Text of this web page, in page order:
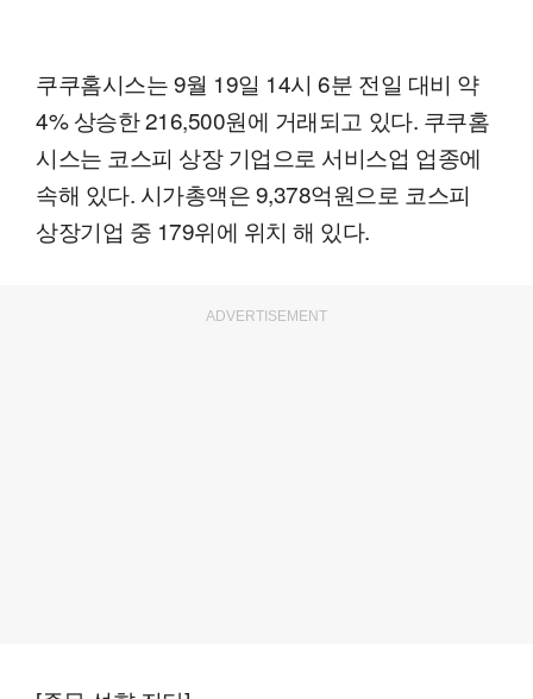
쿠쿠홈시스는 9월 19일 14시 6분 전일 대비 약
4% 상승한 216,500원에 거래되고 있다. 쿠쿠홈
시스는 코스피 상장 기업으로 서비스업 업종에
속해 있다. 시가총액은 9,378억원으로 코스피
상장기업 중 179위에 위치 해 있다.
ADVERTISEMENT